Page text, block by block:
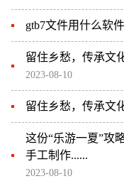
gtb7文件用什么软
留住乡愁，传承文
2023-08-10
留住乡愁，传承文
这份“乐游一夏”攻
手工制作......
2023-08-10